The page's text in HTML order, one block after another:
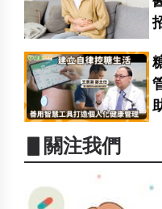
▋關注我們